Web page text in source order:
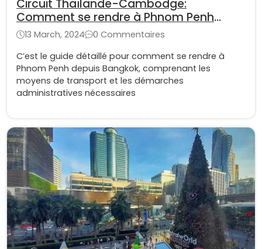
Circuit Thaïlande-Cambodge:
Comment se rendre à Phnom Penh
depuis Bangkok ?
13 March, 2024
0 Commentaires
C’est le guide détaillé pour comment se rendre à
Phnom Penh depuis Bangkok, comprenant les
moyens de transport et les démarches
administratives nécessaires